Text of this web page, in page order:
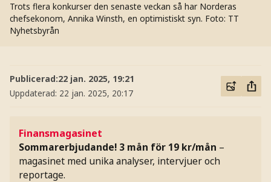
Trots flera konkurser den senaste veckan så har Norderas
chefsekonom, Annika Winsth, en optimistiskt syn. Foto: TT
Nyhetsbyrån
Publicerad:22 jan. 2025, 19:21
Uppdaterad: 22 jan. 2025, 20:17
Finansmagasinet
Sommarerbjudande! 3 mån för 19 kr/mån –
magasinet med unika analyser, intervjuer och
reportage.